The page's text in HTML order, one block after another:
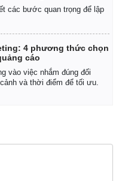
các bước quan trọng để lập
4 phương thức chọn
cáo
vào việc nhắm đúng đối
và thời điểm để tối ưu.